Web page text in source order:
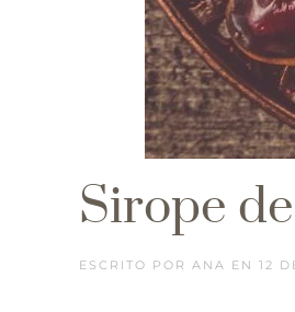
Sirope
ESCRITO POR ANA EN 12